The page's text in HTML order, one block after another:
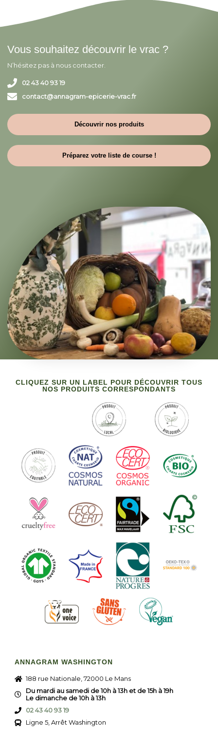
Vous souhaitez découvrir le vrac ?
N’hésitez pas à nous contacter.
02 43 40 93 19
contact@annagram-epicerie-vrac.fr
Découvrir nos produits
Préparez votre liste de course !
CLIQUEZ SUR UN LABEL POUR DÉCOUVRIR TOUS
NOS PRODUITS CORRESPONDANTS
ANNAGRAM WASHINGTON
188 rue Nationale, 72000 Le Mans
Du mardi au samedi de 10h à 13h et de 15h à 19h
Le dimanche de 10h à 13h
02 43 40 93 19
Ligne 5, Arrêt Washington